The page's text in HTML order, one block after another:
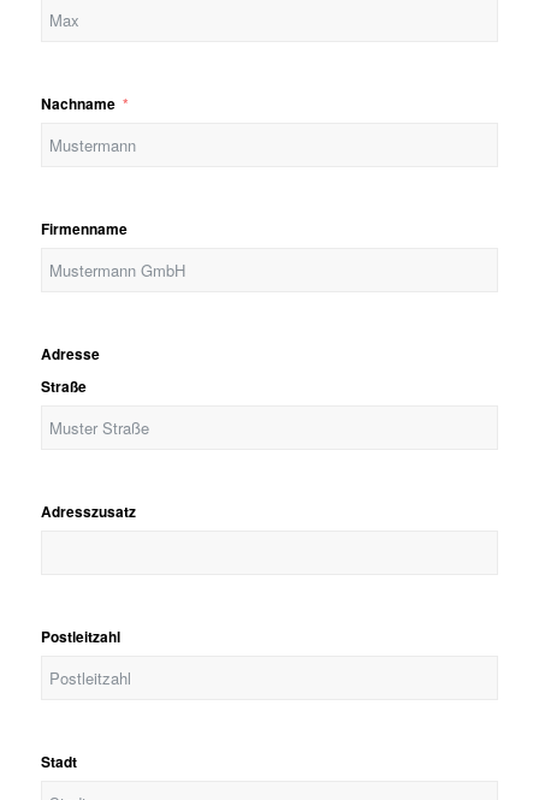
Nachname
Firmenname
Adresse
Straße
Adresszusatz
Postleitzahl
Stadt